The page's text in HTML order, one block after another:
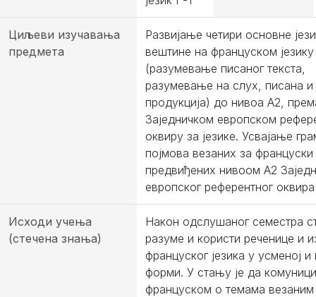
Циљеви изучавања
предмета
Развијање четири основне
вештине на француском језику
(разумевање писаног текста,
разумевање на слух, писана и
продукција) до нивоа А2,
Заједничком европском
оквиру за језике. Усвајање
појмова везаних за француски
предвиђених нивоом A2
европског референтног оквира
Исходи учења
(стечена знања)
Након одслушаног семестра
разуме и користи реченице и
француског језика у усменој и
форми. У стању је да
француском о темама везаним